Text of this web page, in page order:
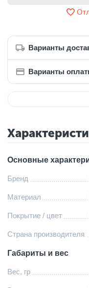
Варианты
Варианты
Основные
Бренд
Материал
Покрытие / цвет
Страна производителя
Габариты и вес
Вес, гр